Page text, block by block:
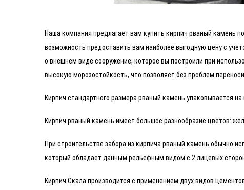
Наша компания предлагает вам купить кирпич рваный камень
возможность предоставить вам наиболее выгодную цену с
о внешнем виде сооружение, которое вы построили при
высокую морозостойкость, что позволяет без проблем
Кирпич стандартного размера рваный камень упаковывается
Кирпич рваный камень имеет большое разнообразие цветов:
При строительстве забора из кирпича рваный камень обычно
который обладает данным рельефным видом с 2 лицевых
Кирпич Скала производится с применением двух видов